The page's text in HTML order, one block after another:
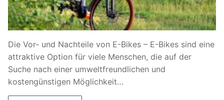
Die Vor- und Nachteile von E-Bikes – E-Bikes sind eine
attraktive Option für viele Menschen, die auf der
Suche nach einer umweltfreundlichen und
kostengünstigen Möglichkeit…